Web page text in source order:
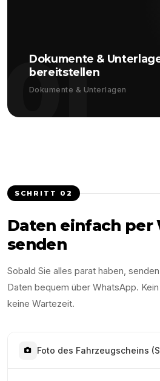
01
Dokumente &
bereitstellen
Dokumente & Unterlagen
SCHRITT 02
Daten einfach per
senden
Sobald Sie alles parat haben,
Daten bequem über WhatsApp.
keine Wartezeit.
Foto des Fahrzeugscheins